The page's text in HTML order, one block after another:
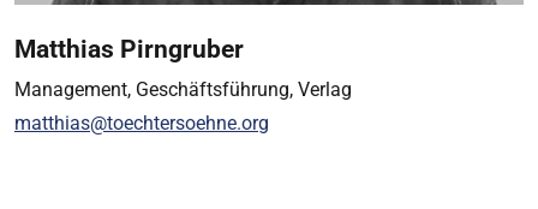
Matthias Pirngruber
Management, Geschäftsführung, Verlag
matthias@toechtersoehne.org